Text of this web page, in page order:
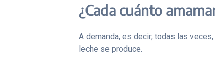
¿Cada cuánto
A demanda, es decir, todas las
leche se produce.